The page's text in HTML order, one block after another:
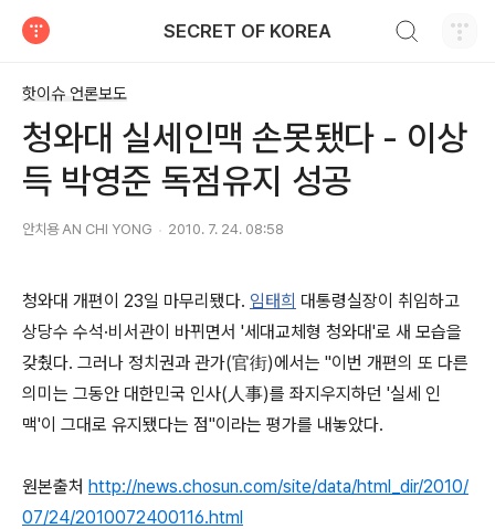
SECRET OF KOREA
핫이슈 언론보도
청와대 실세인맥 손못됐다 - 이상
득 박영준 독점유지 성공
안치용 AN CHI YONG 2010. 7. 24. 08:58
청와대 개편이 23일 마무리됐다. 임태희 대통령실장이 취임하고
상당수 수석·비서관이 바뀌면서 '세대교체형 청와대'로 새 모습을
갖췄다. 그러나 정치권과 관가(官街)에서는 "이번 개편의 또 다른
의미는 그동안 대한민국 인사(人事)를 좌지우지하던 '실세 인
맥'이 그대로 유지됐다는 점"이라는 평가를 내놓았다.
원본출처 http://news.chosun.com/site/data/html_dir/2010/
07/24/2010072400116.html